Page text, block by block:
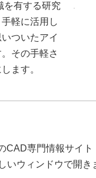
を有する研究
軽に活用し
ついたアイ
その手軽さ
ます。
CAD専門情報サイ
ウィンドウで開き